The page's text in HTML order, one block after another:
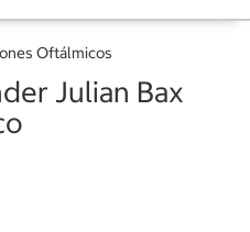
Oftálmicos
Julian Bax